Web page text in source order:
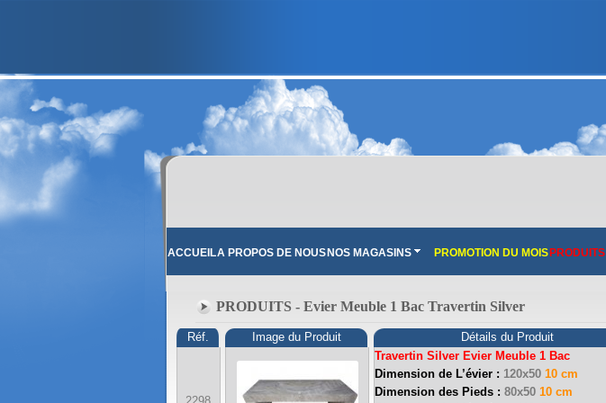
ACCUEILA PROPOS DE NOUS NOS MAGASINS PROMOTION DU MOIS PRODUITS
PRODUITS - Evier Meuble 1 Bac Travertin Silver
Réf. Image du Produit Détails du Produit
Travertin Silver Evier Meuble 1 Bac
Dimension de L’évier : 120x50 10 cm
Dimension des Pieds : 80x50 10 cm